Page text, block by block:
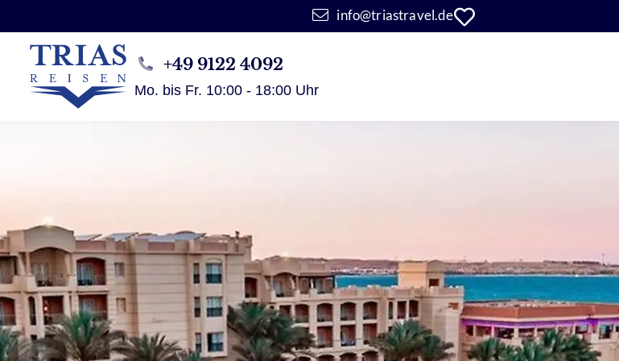
info@triastravel.de
+49 9122 4092
Mo. bis Fr. 10:00 - 18:00 Uhr